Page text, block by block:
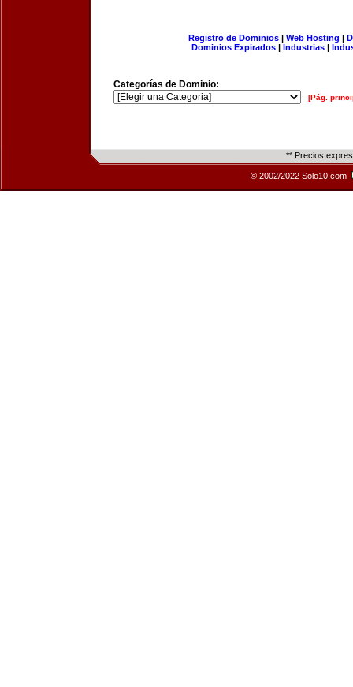
Registro de Dominios| Web Hosting |
Dominios Expirados | Industrias |
Categorías de Dominio:
[Pág.
** Precios
© 2002/2022 Solo10.com